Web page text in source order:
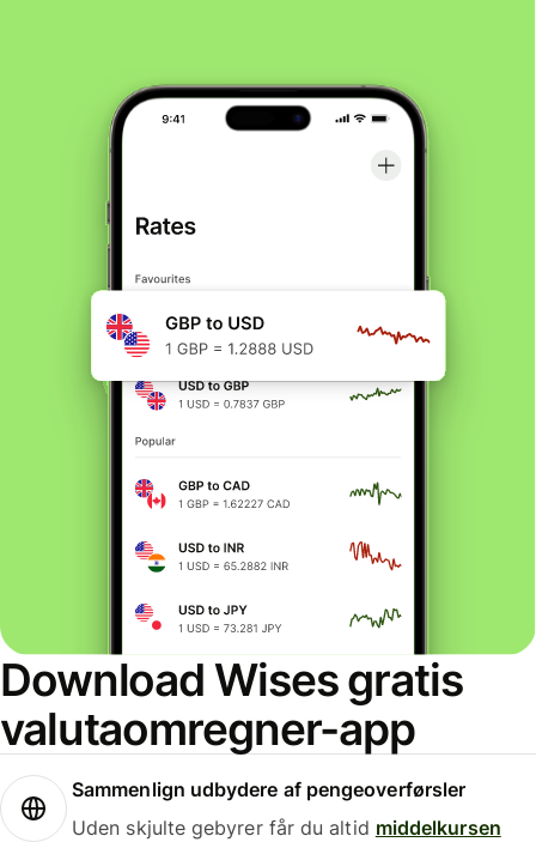
Download Wises gratis
valutaomregner-app
Sammenlign udbydere af pengeoverførsler
Uden skjulte gebyrer får du altid middelkursen